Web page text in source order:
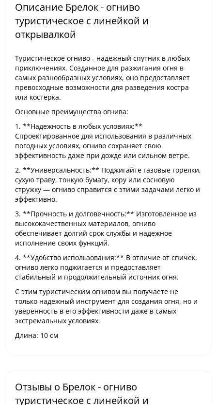
Описание Брелок - огниво
туристическое с линейкой и
открывалкой
Туристическое огниво - надежный спутник в любых
приключениях. Созданное для разжигания огня в
самых разнообразных условиях, оно предоставляет
превосходные возможности для разведения костра
или костерка.
Основные преимущества огнива:
1. **Надежность в любых условиях:**
Спроектированное для использования в различных
погодных условиях, огниво сохраняет свою
эффективность даже при дожде или сильном ветре.
2. **Универсальность:** Поджигайте газовые горелки,
сухую траву, тонкую бумагу, кору или сосновую
стружку — огниво справится с этими задачами легко и
эффективно.
3. **Прочность и долговечность:** Изготовленное из
высококачественных материалов, огниво
обеспечивает долгий срок службы и надежное
исполнение своих функций.
4. **Удобство использования:** В отличие от спичек,
огниво легко поджигается и предоставляет
стабильный и продолжительный источник огня.
С этим туристическим огнивом вы получаете не
только надежный инструмент для создания огня, но и
уверенность в его эффективности даже в самых
экстремальных условиях.
Длина: 10 см
Отзывы о Брелок - огниво
туристическое с линейкой и